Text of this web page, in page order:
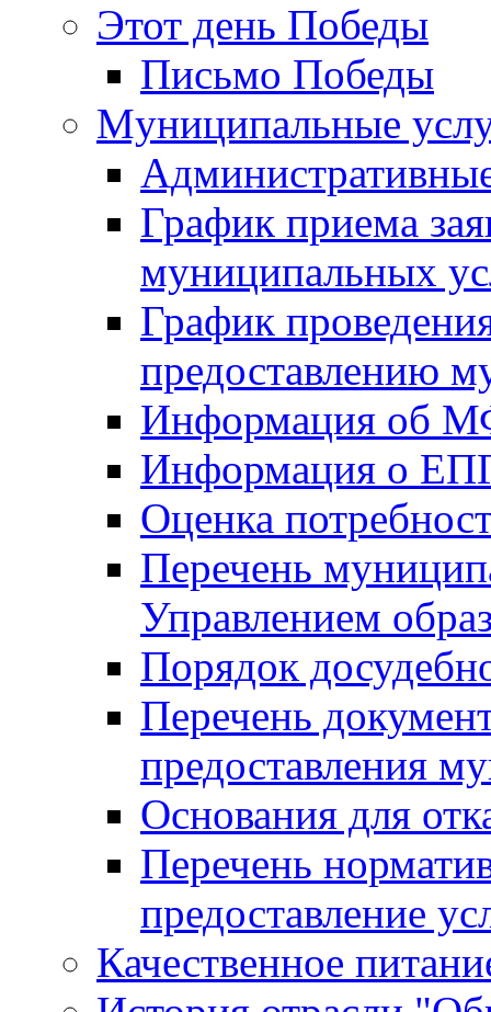
Этот день Победы
Письмо Победы
Mуниципальные
График приема
муниципальных
График
предоставлению
Информация об
Информация о
Оценка
Перечень
Управлением
Порядок
Перечень
предоставления
Основания для
Перечень
предоставление
Качественное